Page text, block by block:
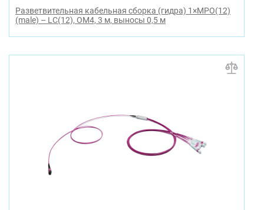
Разветвительная кабельная сборка (гидра) 1×MPO(12)
(male) – LC(12), OM4, 3 м, выносы 0,5 м